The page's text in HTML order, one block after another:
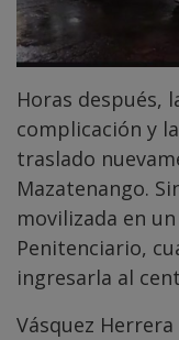
Horas después,
complicación y
traslado
Mazatenango.
movilizada en
Penitenciario,
ingresarla al
Vásquez